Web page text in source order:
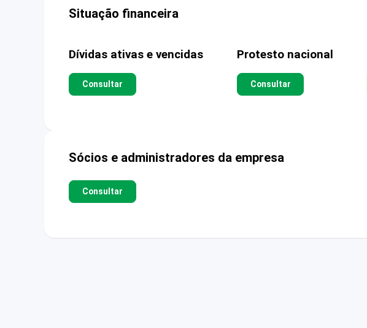
Situação financeira
Dívidas ativas e vencidas
Consultar
Protesto nacional
Consultar
Sócios e administradores da empresa
Consultar